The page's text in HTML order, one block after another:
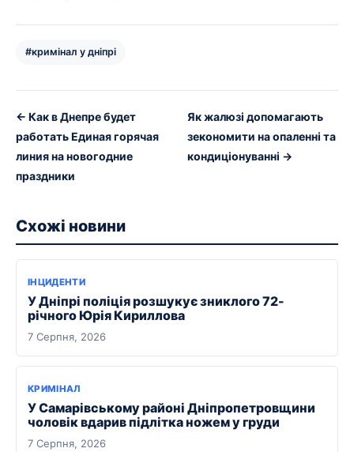
#кримінал у дніпрі
← Как в Днепре будет
работать Единая горячая
линия на новогодние
праздники
Як жалюзі допомагають
зекономити на опаленні та
кондиціонуванні →
Схожі новини
ІНЦИДЕНТИ
У Дніпрі поліція розшукує зниклого 72-
річного Юрія Кириллова
7 Серпня, 2026
КРИМІНАЛ
У Самарівському районі Дніпропетровщини
чоловік вдарив підлітка ножем у груди
7 Серпня, 2026